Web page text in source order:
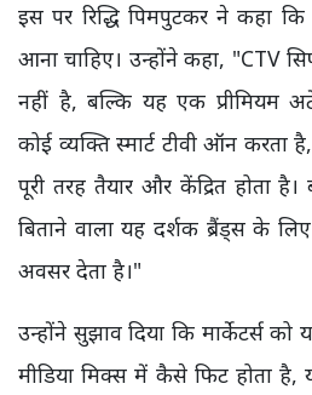
इस पर रिद्धि पिमपुटकर ने कहा
आना चाहिए। उन्होंने कहा, "CTV
नहीं है, बल्कि यह एक प्रीमियम
कोई व्यक्ति स्मार्ट टीवी ऑन
पूरी तरह तैयार और केंद्रित होता है।
बिताने वाला यह दर्शक ब्रैंड्स के
अवसर देता है।"
उन्होंने सुझाव दिया कि मार्केटर्स
मीडिया मिक्स में कैसे फिट होता है,